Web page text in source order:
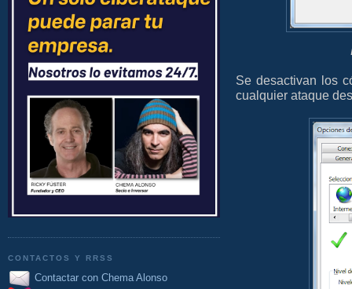
CONTACTOS Y RRSS
Contactar con Chema Alonso
Se desactivan los
cualquier ataque